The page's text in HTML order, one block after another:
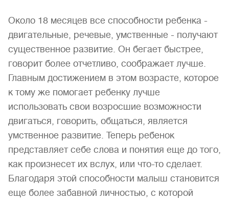
Около 18 месяцев все способности ребенка -
двигательные, речевые, умственные - получают
существенное развитие. Он бегает быстрее,
говорит более отчетливо, соображает лучше.
Главным достижением в этом возрасте, которое
к тому же помогает ребенку лучше
использовать свои возросшие возможности
двигаться, говорить, общаться, является
умственное развитие. Теперь ребенок
представляет себе слова и понятия еще до того,
как произнесет их вслух, или что-то сделает.
Благодаря этой способности малыш становится
еще более забавной личностью, с которой